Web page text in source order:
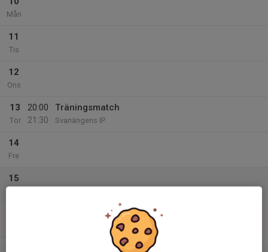
Mån
11
Tis
12
Ons
13
Tor
20:00
21:30
Träningsmatch
Svanängens IP
14
Fre
15
v.34